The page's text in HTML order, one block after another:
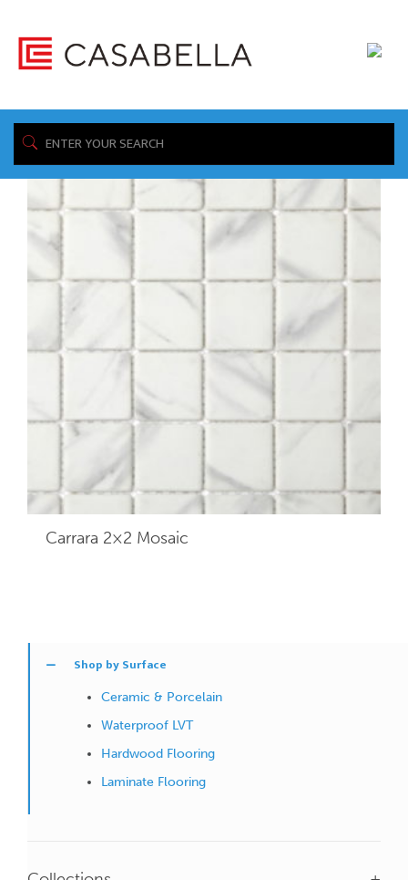
/ Product Available Sizes: / 2" x 2"
Showing the single result
Carrara 2×2 Mosaic
Shop by Surface
Ceramic & Porcelain
Waterproof LVT
Hardwood Flooring
Laminate Flooring